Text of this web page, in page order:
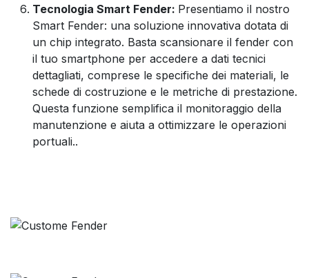
Tecnologia Smart Fender: Presentiamo il nostro
Smart Fender: una soluzione innovativa dotata di
un chip integrato. Basta scansionare il fender con
il tuo smartphone per accedere a dati tecnici
dettagliati, comprese le specifiche dei materiali, le
schede di costruzione e le metriche di prestazione.
Questa funzione semplifica il monitoraggio della
manutenzione e aiuta a ottimizzare le operazioni
portuali..